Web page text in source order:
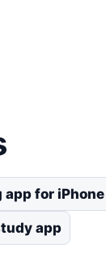
for iPhone
app